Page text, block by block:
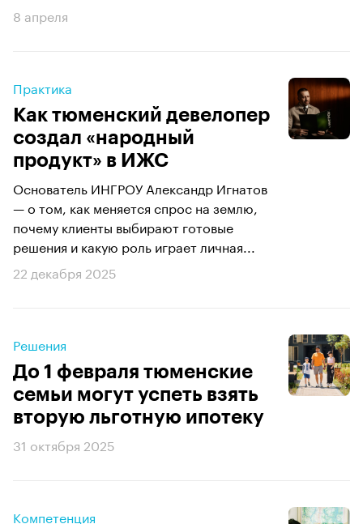
8 апреля
Практика
Как тюменский девелопер
создал «народный
продукт» в ИЖС
Основатель ИНГРОУ Александр Игнатов
— о том, как меняется спрос на землю,
почему клиенты выбирают готовые
решения и какую роль играет личная...
22 декабря 2025
Решения
До 1 февраля тюменские
семьи могут успеть взять
вторую льготную ипотеку
31 октября 2025
Компетенция